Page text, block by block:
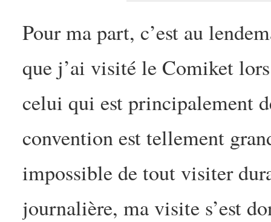
Pour ma part, c’est au
que j’ai visité le Comiket
celui qui est principalement
convention est tellement
impossible de tout visiter
journalière, ma visite s’est